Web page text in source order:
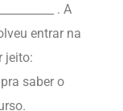
. A
entrar na
jeito:
saber o